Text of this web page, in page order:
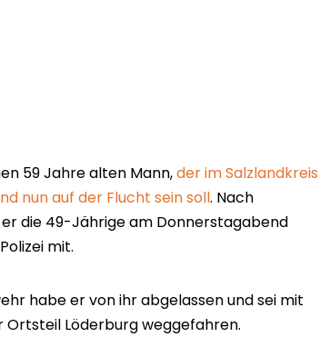
59 Jahre alten Mann,der im Salzlandkreis
nun auf der Flucht sein soll. Nach
die 49-Jährige am Donnerstagabend
mit.
habe er von ihr abgelassen und sei mit
Löderburg weggefahren.